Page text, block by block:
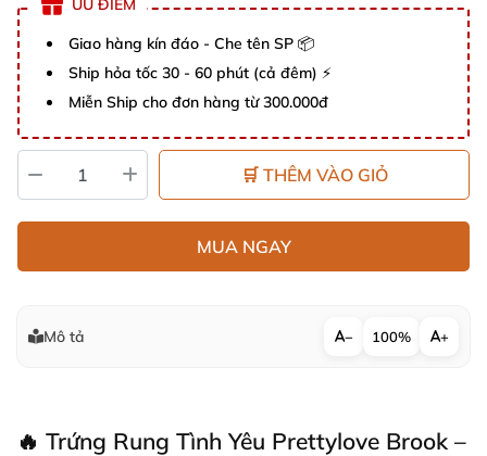
Giao hàng kín đáo - Che tên SP 📦
Ship hỏa tốc 30 - 60 phút (cả đêm) ⚡
Miễn Ship cho đơn hàng từ 300.000đ
🛒 THÊM VÀO GIỎ
MUA NGAY
Mô tả − 100% +
🔥 Trứng Rung Tình Yêu Prettylove Brook –